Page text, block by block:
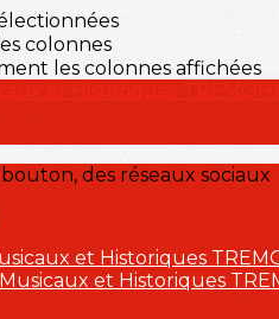
colonnes
les colonnes affichées
des réseaux sociaux
et Historiques